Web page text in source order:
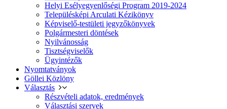
Helyi Esélyegyenlőségi Program 2019-2024
Településképi Arculati Kézikönyv
Képviselő-testületi jegyzőkönyvek
Polgármesteri döntések
Nyilvánosság
Tisztségviselők
Ügyintézők
Nyomtatványok
Göllei Közlöny
Választás
Részvételi adatok, eredmények
Választási szervek